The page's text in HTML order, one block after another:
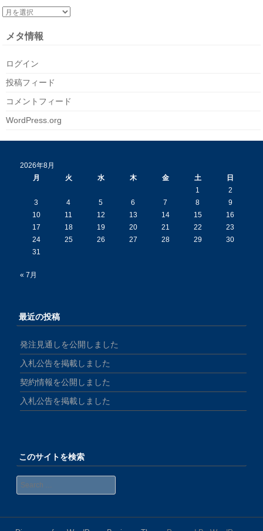
メタ情報
ログイン
投稿フィード
コメントフィード
WordPress.org
2026年8月
月
火 水 木 金 土
日
1
2
3
4 5 6 7 8
9
10
11 12 13 14 15
16
17
18 19 20 21 22
23
24
25 26 27 28 29
30
31
« 7月
最近の投稿
発注見通しを公開しました
入札公告を掲載しました
契約情報を公開しました
入札公告を掲載しました
このサイトを検索
Search